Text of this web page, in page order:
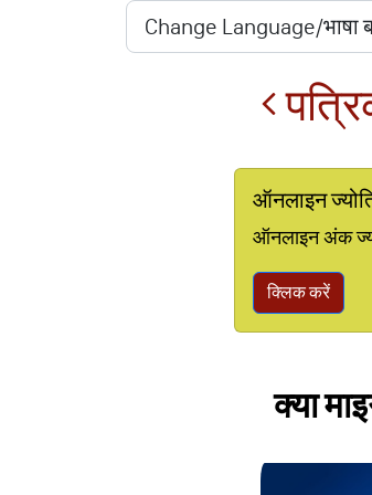
ऑनलाइन
ऑनलाइन अंक
क्लिक करें
क्या